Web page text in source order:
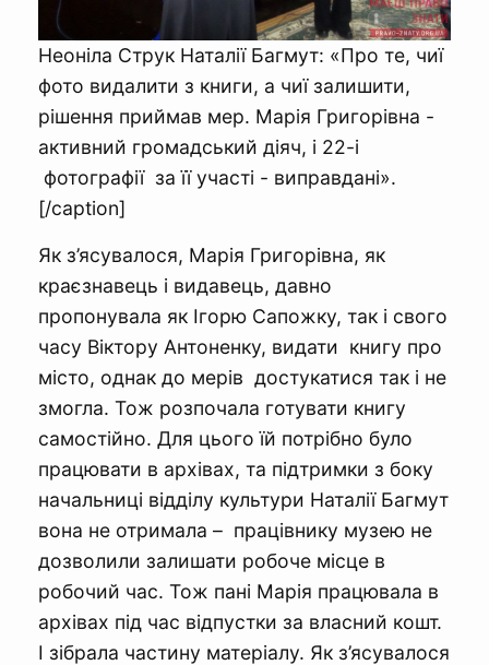
Неоніла Струк Наталії Багмут: «Про те, чиї
фото видалити з книги, а чиї залишити,
рішення приймав мер. Марія Григорівна -
активний громадський діяч, і 22-і
фотографії за її участі - виправдані».
[/caption]
Як з’ясувалося, Марія Григорівна, як
краєзнавець і видавець, давно
пропонувала як Ігорю Сапожку, так і свого
часу Віктору Антоненку, видати книгу про
місто, однак до мерів достукатися так і не
змогла. Тож розпочала готувати книгу
самостійно. Для цього їй потрібно було
працювати в архівах, та підтримки з боку
начальниці відділу культури Наталії Багмут
вона не отримала – працівнику музею не
дозволили залишати робоче місце в
робочий час. Тож пані Марія працювала в
архівах під час відпустки за власний кошт.
І зібрала частину матеріалу. Як з’ясувалося